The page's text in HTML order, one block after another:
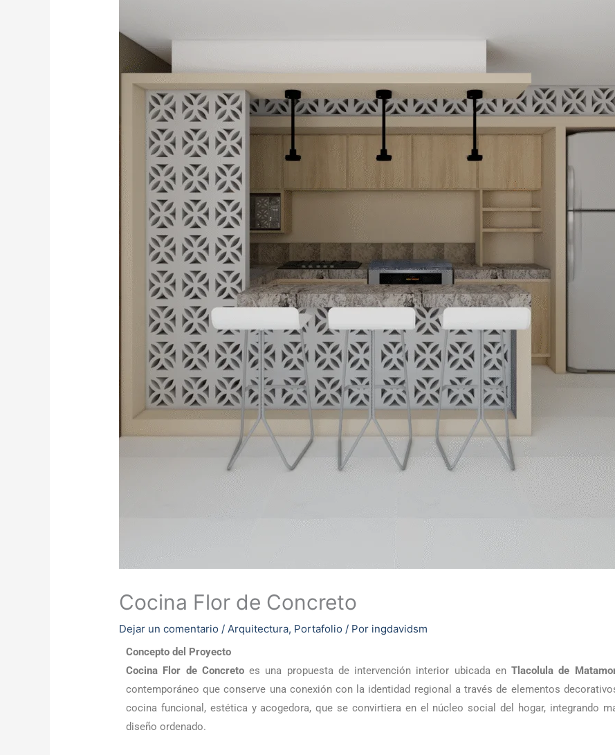
Cocina Flor de Concreto
Dejar un comentario /Arquitectura, Portafolio / Por ingdavidsm
Concepto del Proyecto
Cocina Flor de Concretoes una propuesta de intervención interior ubicada enTlacolula de
contemporáneo que conserve una conexión con la identidad regional a través de elementos
cocina funcional, estética y acogedora, que se convirtiera en el núcleo social del hogar, integrando
diseño ordenado.